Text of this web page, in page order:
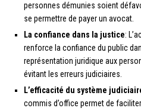
personnes démunies soient
se permettre de payer un avocat.
La confiance dans la justice:
renforce la confiance du public
représentation juridique aux
évitant les erreurs judiciaires.
L’efficacité du système
commis d’office permet de